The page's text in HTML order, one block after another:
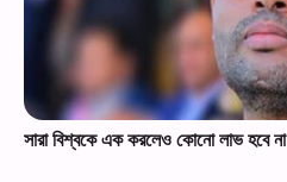
সারা বিশ্বকে এক করলেও কোনো লাভ হবে না